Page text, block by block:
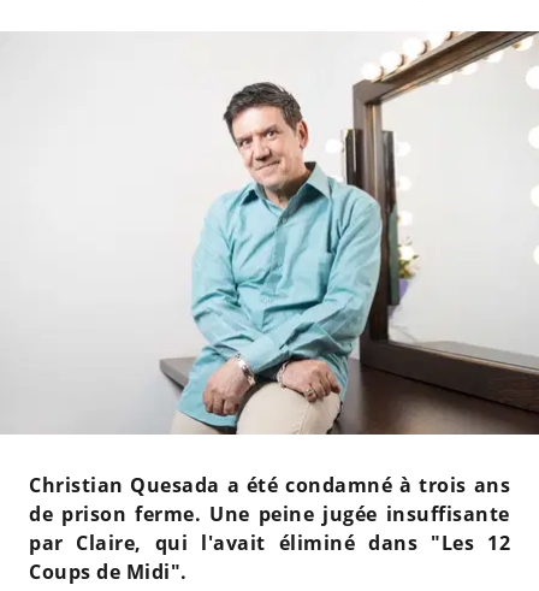
Christian Quesada a été condamné à trois ans
de prison ferme. Une peine jugée insuffisante
par Claire, qui l'avait éliminé dans "Les 12
Coups de Midi".